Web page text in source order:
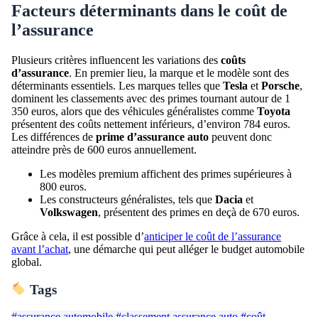
Facteurs déterminants dans le coût de
l’assurance
Plusieurs critères influencent les variations des coûts
d’assurance. En premier lieu, la marque et le modèle sont des
déterminants essentiels. Les marques telles que Tesla et Porsche,
dominent les classements avec des primes tournant autour de 1
350 euros, alors que des véhicules généralistes comme Toyota
présentent des coûts nettement inférieurs, d’environ 784 euros.
Les différences de prime d’assurance auto peuvent donc
atteindre près de 600 euros annuellement.
Les modèles premium affichent des primes supérieures à
800 euros.
Les constructeurs généralistes, tels que Dacia et
Volkswagen, présentent des primes en deçà de 670 euros.
Grâce à cela, il est possible d’anticiper le coût de l’assurance
avant l’achat, une démarche qui peut alléger le budget automobile
global.
Tags